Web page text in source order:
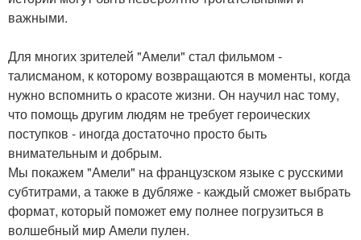
важными.
Для многих зрителей "Амели" стал фильмом -
талисманом, к которому возвращаются в моменты, когда
нужно вспомнить о красоте жизни. Он научил нас тому,
что помощь другим людям не требует героических
поступков - иногда достаточно просто быть
внимательным и добрым.
Мы покажем "Амели" на французском языке с русскими
субтитрами, а также в дубляже - каждый сможет выбрать
формат, который поможет ему полнее погрузиться в
волшебный мир Амели пулен.